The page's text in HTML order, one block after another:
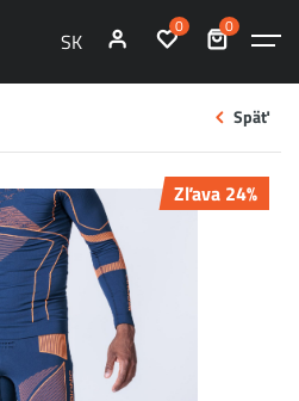
SK
0 0
Späť
Zľava 24%